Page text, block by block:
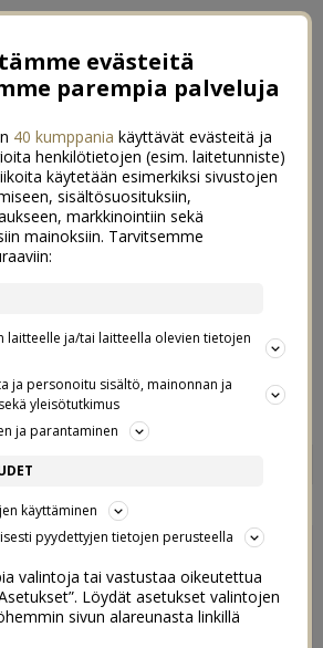
KUUNNELLEN
evästeitä
parempia palveluja
40 kumppania käyttävät evästeitä ja
henkilötietojen (esim. laitetunniste)
käytetään esimerkiksi sivustojen
sisältösuosituksiin,
markkinointiin sekä
mainoksiin. Tarvitsemme
laitteelle ja/tai laitteella olevien tietojen
ja personoitu sisältö, mainonnan ja
yleisötutkimus
ja parantaminen
käyttäminen
pyydettyjen tietojen perusteella
valintoja tai vastustaa oikeutettua
Löydät asetukset valintojen
sivun alareunasta linkillä